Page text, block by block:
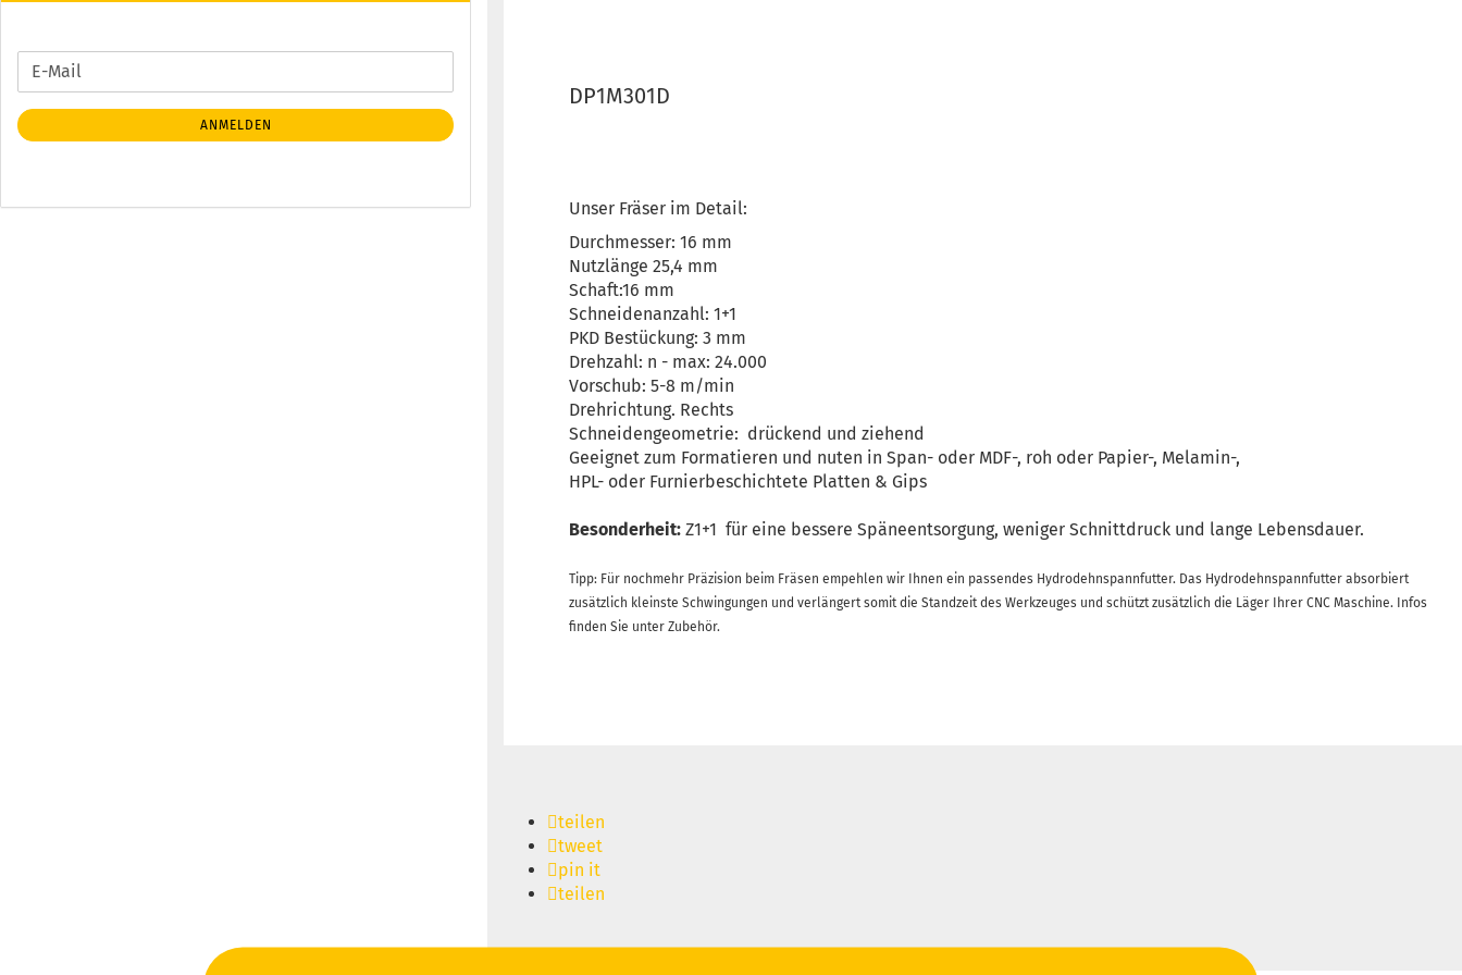
DP1M301D
Unser Fräser im Detail:
Durchmesser: 16 mm
Nutzlänge 25,4 mm
Schaft:16 mm
Schneidenanzahl: 1+1
PKD Bestückung: 3 mm
Drehzahl: n - max: 24.000
Vorschub: 5-8 m/min
Drehrichtung. Rechts
Schneidengeometrie: drückend und ziehend
Geeignet zum Formatieren und nuten in Span- oder MDF-, roh oder Papier-, Melamin-,
HPL- oder Furnierbeschichtete Platten & Gips
Besonderheit: Z1+1 für eine bessere Späneentsorgung, weniger Schnittdruck und lange Lebensdauer.
Tipp: Für nochmehr Präzision beim Fräsen empehlen wir Ihnen ein passendes Hydrodehnspannfutter. Das Hydrodehnspannfutter absorbiert
zusätzlich kleinste Schwingungen und verlängert somit die Standzeit des Werkzeuges und schützt zusätzlich die Läger Ihrer CNC Maschine. Infos
finden Sie unter Zubehör.
teilen
tweet
pin it
teilen
WEITER
NEWSLETTER-
ANMELDUNG
E-
Mail
ANMELDEN